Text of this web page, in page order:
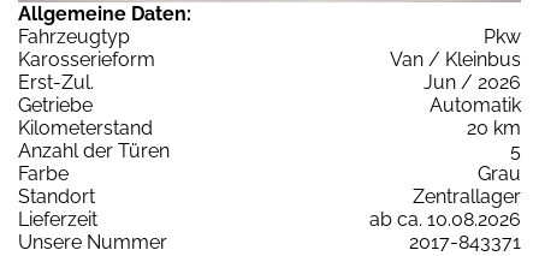
Allgemeine Daten:
Fahrzeugtyp
Pkw
Karosserieform
Van / Kleinbus
Erst-Zul.
Jun / 2026
Getriebe
Automatik
Kilometerstand
20 km
Anzahl der Türen
5
Farbe
Grau
Standort
Zentrallager
Lieferzeit
ab ca. 10.08.2026
Unsere Nummer
2017-843371